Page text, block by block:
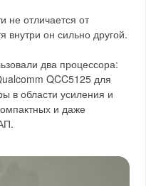
не отличается от
внутри он сильно другой.
два процессора:
QCC5125 для
в области усиления и
и даже